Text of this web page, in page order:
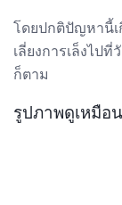
โดยปกติปัญหานี้
เลี่ยงการเล็งไป
ก็ตาม
รูปภาพดูเหมือ